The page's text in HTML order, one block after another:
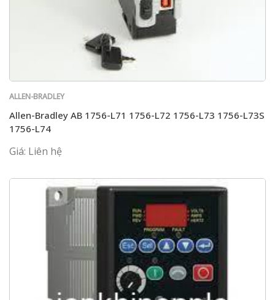
ALLEN-BRADLEY
Allen-Bradley AB 1756-L71 1756-L72 1756-L73 1756-L73S
1756-L74
Giá: Liên hệ